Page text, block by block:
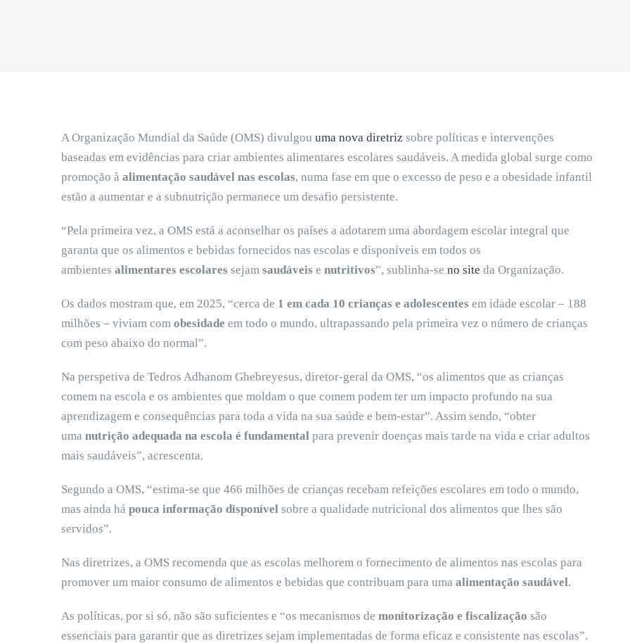
A Organização Mundial da Saúde (OMS) divulgou uma nova diretriz sobre políticas e intervenções
baseadas em evidências para criar ambientes alimentares escolares saudáveis. A medida global surge como
promoção à alimentação saudável nas escolas, numa fase em que o excesso de peso e a obesidade infantil
estão a aumentar e a subnutrição permanece um desafio persistente.
“Pela primeira vez, a OMS está a aconselhar os países a adotarem uma abordagem escolar integral que
garanta que os alimentos e bebidas fornecidos nas escolas e disponíveis em todos os
ambientes alimentares escolares sejam saudáveis e nutritivos”, sublinha-se no site da Organização.
Os dados mostram que, em 2025, “cerca de 1 em cada 10 crianças e adolescentes em idade escolar – 188
milhões – viviam com obesidade em todo o mundo, ultrapassando pela primeira vez o número de crianças
com peso abaixo do normal”.
Na perspetiva de Tedros Adhanom Ghebreyesus, diretor-geral da OMS, “os alimentos que as crianças
comem na escola e os ambientes que moldam o que comem podem ter um impacto profundo na sua
aprendizagem e consequências para toda a vida na sua saúde e bem-estar”. Assim sendo, “obter
uma nutrição adequada na escola é fundamental para prevenir doenças mais tarde na vida e criar adultos
mais saudáveis”, acrescenta.
Segundo a OMS, “estima-se que 466 milhões de crianças recebam refeições escolares em todo o mundo,
mas ainda há pouca informação disponível sobre a qualidade nutricional dos alimentos que lhes são
servidos”.
Nas diretrizes, a OMS recomenda que as escolas melhorem o fornecimento de alimentos nas escolas para
promover um maior consumo de alimentos e bebidas que contribuam para uma alimentação saudável.
As políticas, por si só, não são suficientes e “os mecanismos de monitorização e fiscalização são
essenciais para garantir que as diretrizes sejam implementadas de forma eficaz e consistente nas escolas”.